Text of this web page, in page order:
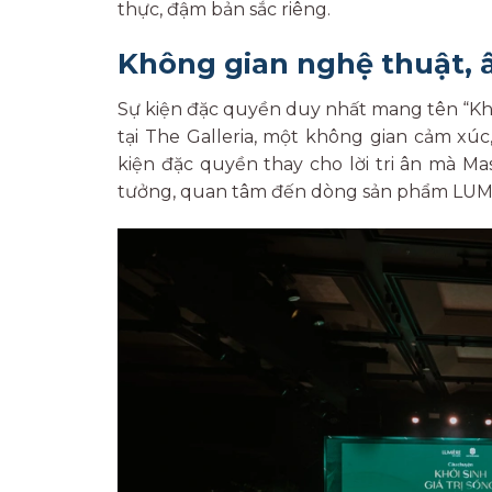
thực, đậm bản sắc riêng.
Không gian nghệ thuật,
Sự kiện đặc quyền duy nhất mang tên
tại The Galleria, một không gian cảm
kiện đặc quyền thay cho lời tri ân mà
tưởng, quan tâm đến dòng sản phẩm